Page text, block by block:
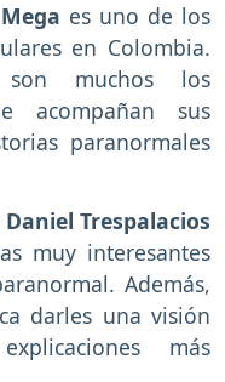
es uno de los
en Colombia.
muchos los
acompañan sus
paranormales
Daniel Trespalacios
muy interesantes
Además,
darles una visión
más